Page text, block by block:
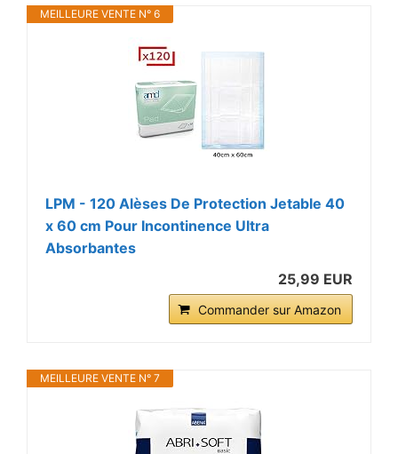
MEILLEURE VENTE N° 6
LPM - 120 Alèses De Protection Jetable 40
x 60 cm Pour Incontinence Ultra
Absorbantes
25,99 EUR
Commander sur Amazon
MEILLEURE VENTE N° 7